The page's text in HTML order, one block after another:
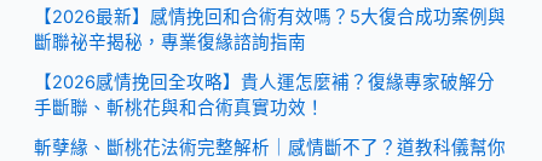
【2026最新】感情挽回和合術有效嗎？5大復合成功案例與
斷聯祕辛揭秘，專業復緣諮詢指南
【2026感情挽回全攻略】貴人運怎麼補？復緣專家破解分
手斷聯、斬桃花與和合術真實功效！
斬孽緣、斷桃花法術完整解析｜感情斷不了？道教科儀幫你